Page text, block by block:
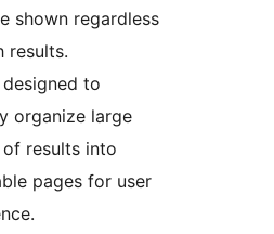
shown regardless
results.
designed to
organize large
of results into
pages for user